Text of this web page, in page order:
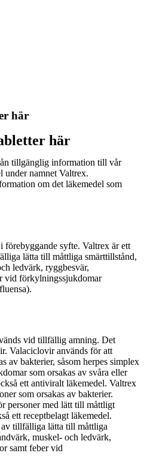
här
här
tillgänglig information till vår
under namnet Valtrex.
om det läkemedel som
förebyggande syfte. Valtrex är ett
lätta till måttliga smärttillstånd,
ledvärk, ryggbesvär,
vid förkylningssjukdomar
vid tillfällig amning. Det
Valaciclovir används för att
av bakterier, såsom herpes simplex
som orsakas av svåra eller
ett antiviralt läkemedel. Valtrex
som orsakas av bakterier.
personer med lätt till måttligt
ett receptbelagt läkemedel.
tillfälliga lätta till måttliga
muskel- och ledvärk,
samt feber vid